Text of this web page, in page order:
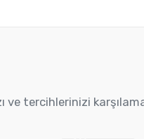
ve tercihlerinizi